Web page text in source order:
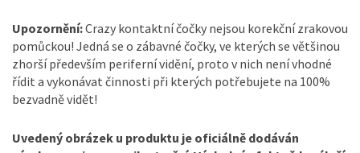
Upozornění:Crazy kontaktní čočky nejsou korekční zrakovou
pomůckou! Jedná se o zábavné čočky, ve kterých se většinou
zhorší především periferní vidění, proto v nich není vhodné
řídit a vykonávat činnosti při kterých potřebujete na 100%
bezvadně vidět!
Uvedený obrázek u produktu je oficiálně dodáván